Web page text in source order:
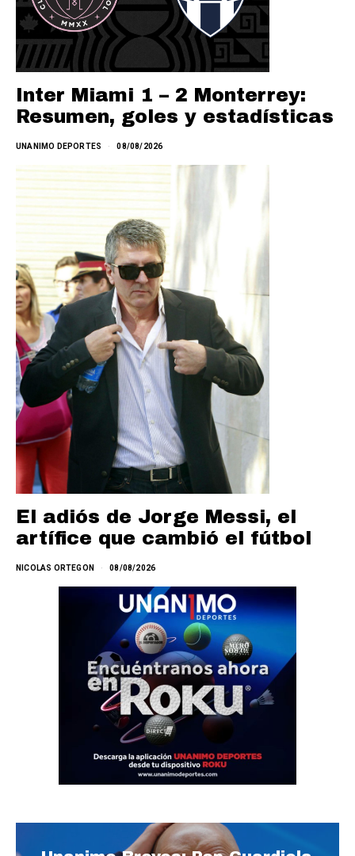
Inter Miami 1 – 2 Monterrey:
Resumen, goles y estadísticas
UNANIMO DEPORTES 08/08/2026
El adiós de Jorge Messi, el
artífice que cambió el fútbol
NICOLAS ORTEGON 08/08/2026